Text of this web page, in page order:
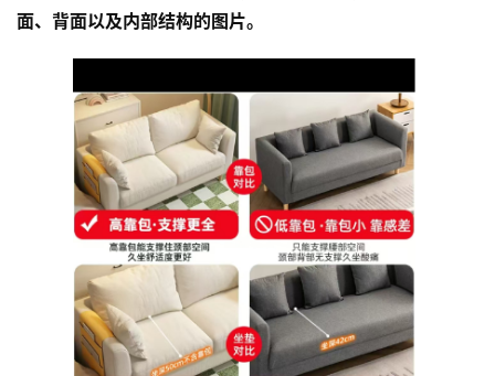
面、背面以及内部结构的图片。